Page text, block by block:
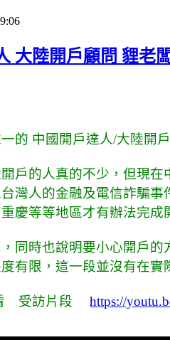
大陸開戶顧問 貍老
的 中國開戶達人/大陸開
戶的人真的不少，但現
灣人的金融及電信詐騙
慶等等地區才有辦法完成
同時也說明要小心開戶
有限，這一段並沒有在實
受訪片段 https://